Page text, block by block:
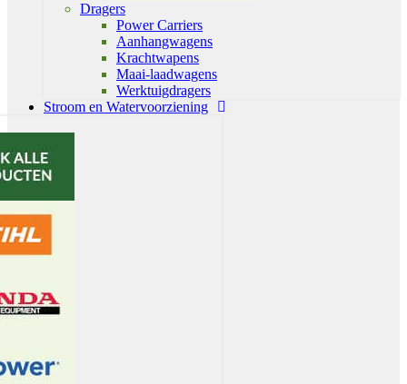
Dragers
Power Carriers
Aanhangwagens
Krachtwapens
Maai-laadwagens
Werktuigdragers
Stroom en Watervoorziening